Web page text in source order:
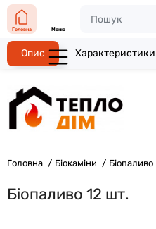
Головна Меню
Головна Біокаміни Біопаливо
Біопаливо 12 шт.
Опис Характеристики